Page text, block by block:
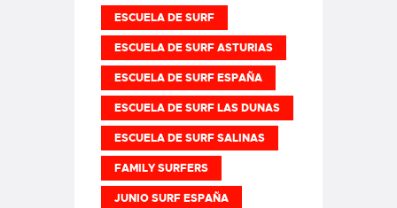
ESCUELA DE SURF
ESCUELA DE SURF ASTURIAS
ESCUELA DE SURF ESPAÑA
ESCUELA DE SURF LAS DUNAS
ESCUELA DE SURF SALINAS
FAMILY SURFERS
JUNIO SURF ESPAÑA